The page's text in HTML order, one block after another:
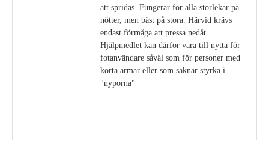
att spridas. Fungerar för alla storlekar på
nötter, men bäst på stora. Härvid krävs
endast förmåga att pressa nedåt.
Hjälpmedlet kan därför vara till nytta för
fotanvändare såväl som för personer med
korta armar eller som saknar styrka i
"nyporna"